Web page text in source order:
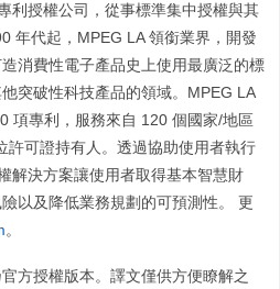
利授權公司，從事標準集中授權與其
年代起，MPEG LA 領銜業界，開發
消費性電子產品史上使用最廣泛的標
突破性科技產品的領域。MPEG LA
項專利，服務來自 120 個國家/地區
許可證持有人。透過協助使用者執行
解決方案讓使用者取得基本智慧財
以及降低業務規劃的可預測性。 更
。
方授權版本。譯文僅供方便瞭解之